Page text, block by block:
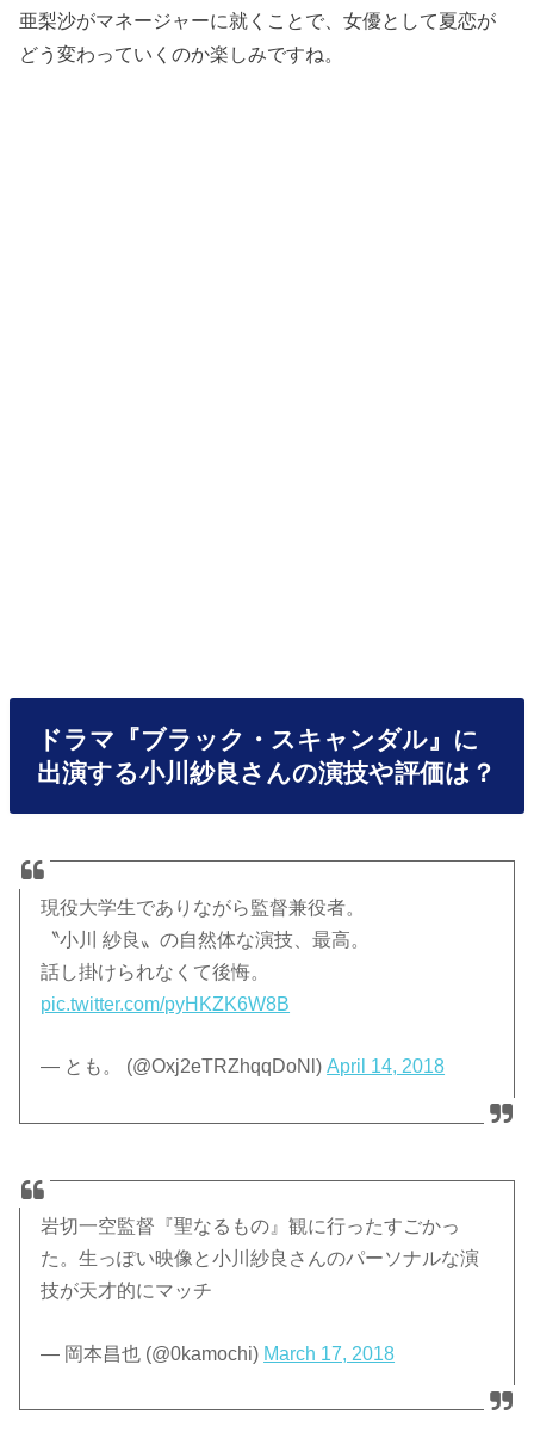
亜梨沙がマネージャーに就くことで、女優として夏恋が
どう変わっていくのか楽しみですね。
ドラマ『ブラック・スキャンダル』に
出演する小川紗良さんの演技や評価は？
現役大学生でありながら監督兼役者。
〝小川 紗良〟の自然体な演技、最高。
話し掛けられなくて後悔。
pic.twitter.com/pyHKZK6W8B
— とも。 (@Oxj2eTRZhqqDoNl)April 14, 2018
岩切一空監督『聖なるもの』観に行ったすごかっ
た。生っぽい映像と小川紗良さんのパーソナルな演
技が天才的にマッチ
— 岡本昌也 (@0kamochi) March 17, 2018